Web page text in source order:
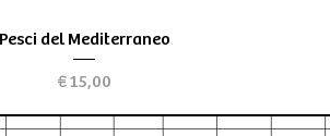
Visualização rápida
Pesci del Mediterraneo
Preço
€ 15,00